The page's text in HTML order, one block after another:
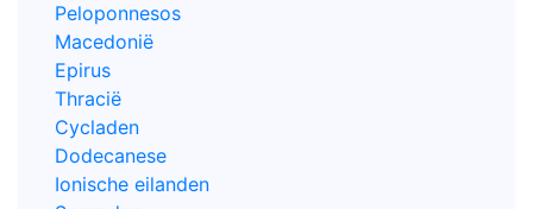
Peloponnesos
Macedonië
Epirus
Thracië
Cycladen
Dodecanese
Ionische eilanden